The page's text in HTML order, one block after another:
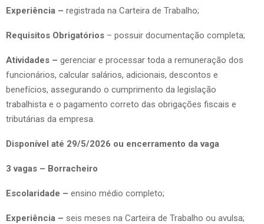
Experiência – registrada na Carteira de Trabalho;
Requisitos Obrigatórios – possuir documentação completa;
Atividades – gerenciar e processar toda a remuneração dos
funcionários, calcular salários, adicionais, descontos e
benefícios, assegurando o cumprimento da legislação
trabalhista e o pagamento correto das obrigações fiscais e
tributárias da empresa.
Disponível até 29/5/2026 ou encerramento da vaga
3 vagas – Borracheiro
Escolaridade – ensino médio completo;
Experiência – seis meses na Carteira de Trabalho ou avulsa;